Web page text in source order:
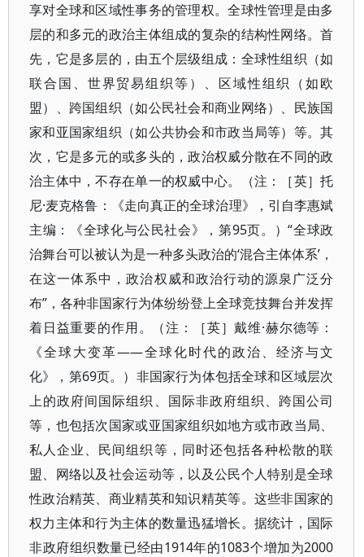
享对全球和区域性事务的管理权。全球性管理是由多
层的和多元的政治主体组成的复杂的结构性网络。首
先，它是多层的，由五个层级组成：全球性组织（如
联合国、世界贸易组织等）、区域性组织（如欧
盟）、跨国组织（如公民社会和商业网络）、民族国
家和亚国家组织（如公共协会和市政当局等）等。其
次，它是多元的或多头的，政治权威分散在不同的政
治主体中，不存在单一的权威中心。（注：［英］托
尼·麦克格鲁：《走向真正的全球治理》，引自李惠斌
主编：《全球化与公民社会》，第95页。）“全球政
治舞台可以被认为是一种多头政治的‘混合主体体系’，
在这一体系中，政治权威和政治行动的源泉广泛分
布”，各种非国家行为体纷纷登上全球竞技舞台并发挥
着日益重要的作用。（注：［英］戴维·赫尔德等：
《全球大变革——全球化时代的政治、经济与文
化》，第69页。）非国家行为体包括全球和区域层次
上的政府间国际组织、国际非政府组织、跨国公司
等，也包括次国家或亚国家组织如地方或市政当局、
私人企业、民间组织等，同时还包括各种松散的联
盟、网络以及社会运动等，以及公民个人特别是全球
性政治精英、商业精英和知识精英等。这些非国家的
权力主体和行为主体的数量迅猛增长。据统计，国际
非政府组织数量已经由1914年的1083个增加为2000